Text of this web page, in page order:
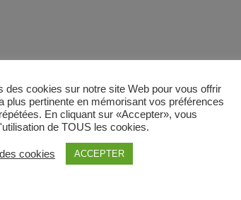
des cookies sur notre site Web pour vous offrir
plus pertinente en mémorisant vos préférences
En cliquant sur «Accepter», vous
de TOUS les cookies.
cookies ACCEPTER